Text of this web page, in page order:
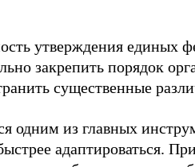
утверждения единых
закрепить порядок
существенные
одним из главных
адаптироваться.